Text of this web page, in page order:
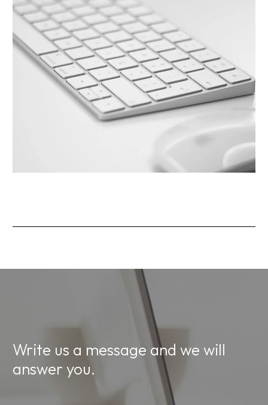
Write us a message and we will
answer you.